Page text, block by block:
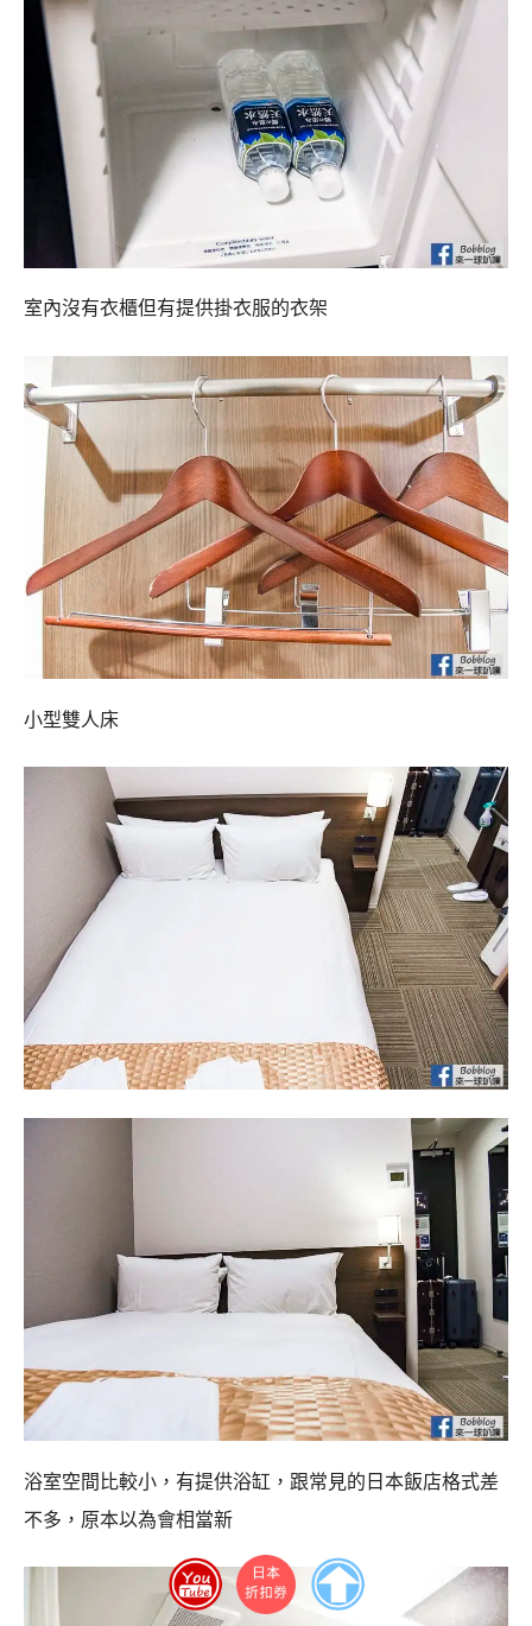
室內沒有衣櫃但有提供掛衣服的衣架
小型雙人床
浴室空間比較小，有提供浴缸，跟常見的日本飯店格式差
不多，原本以為會相當新